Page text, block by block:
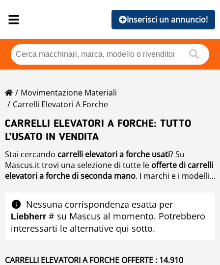
Inserisci un annuncio!
Movimentazione Materiali
Carrelli Elevatori A Forche
CARRELLI ELEVATORI A FORCHE: TUTTO
L’USATO IN VENDITA
Stai cercando carrelli elevatori a forche usati? Su
Mascus.it trovi una selezione di tutte le offerte di carrelli
elevatori a forche di seconda mano. I marchi e i modelli
Toyota
carrelli elevatori
Nessuna corrispondenza esatta per
Liebherr # su Mascus al momento. Potrebbero
interessarti le alternative qui sotto.
CARRELLI ELEVATORI A FORCHE OFFERTE : 14.910